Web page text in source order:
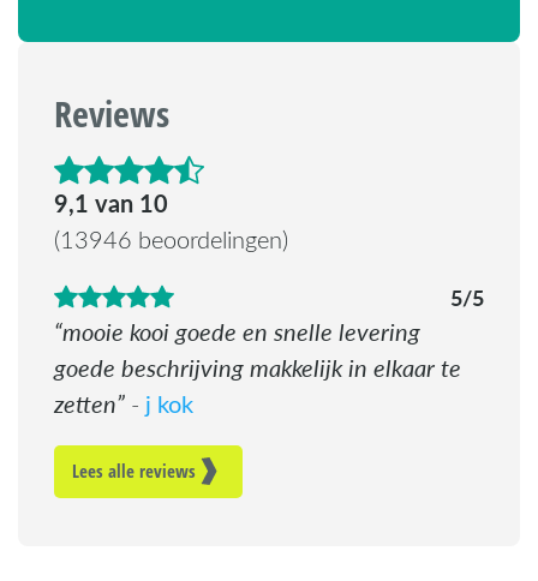
Reviews
4.6 van de 5 sterren
9,1 van 10
(13946 beoordelingen)
5/5
mooie kooi goede en snelle levering
goede beschrijving makkelijk in elkaar te
zetten - j kok
Lees alle reviews